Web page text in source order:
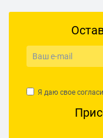
Я даю свое